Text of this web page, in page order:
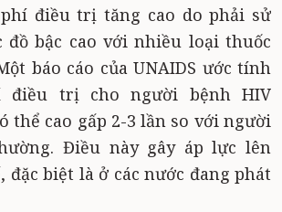
điều trị tăng cao do phải sử
đồ bậc cao với nhiều loại thuốc
báo cáo của UNAIDS ước tính
điều trị cho người bệnh HIV
thể cao gấp 2-3 lần so với người
Điều này gây áp lực lên
đặc biệt là ở các nước đang phát